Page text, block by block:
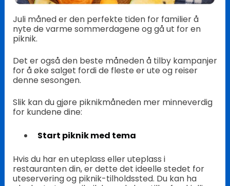
Juli måned er den perfekte tiden for familier å
nyte de varme sommerdagene og gå ut for en
piknik.
Det er også den beste måneden å tilby kampanjer
for å øke salget fordi de fleste er ute og reiser
denne sesongen.
Slik kan du gjøre piknikmåneden mer minneverdig
for kundene dine:
Start piknik med tema
Hvis du har en uteplass eller uteplass i
restauranten din, er dette det ideelle stedet for
uteservering og piknik-tilholdssted. Du kan ha